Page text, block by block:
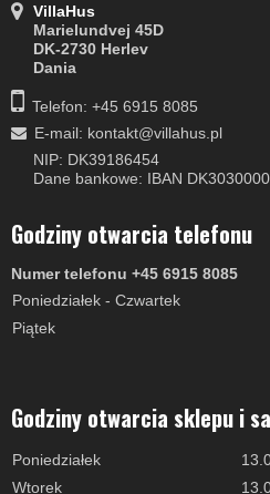
VillaHus
Marielundvej 45D
DK-2730 Herlev
Dania
Telefon: +45 6915 8085
E-mail: kontakt@villahus.pl
NIP: DK39186454
Dane bankowe: IBAN
Godziny otwarcia telefonu
Numer telefonu +45 6915 8085
Poniedziałek - Czwartek
Piątek
Godziny otwarcia sklepu i
Poniedziałek
Wtorek